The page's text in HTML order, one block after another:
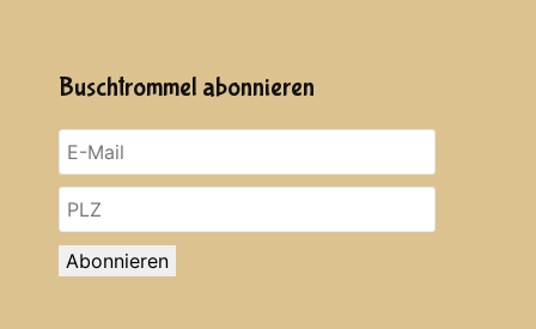
Buschtrommel abonnieren
Abonnieren